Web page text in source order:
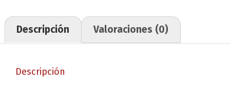
Descripción Valoraciones (0)
Descripción